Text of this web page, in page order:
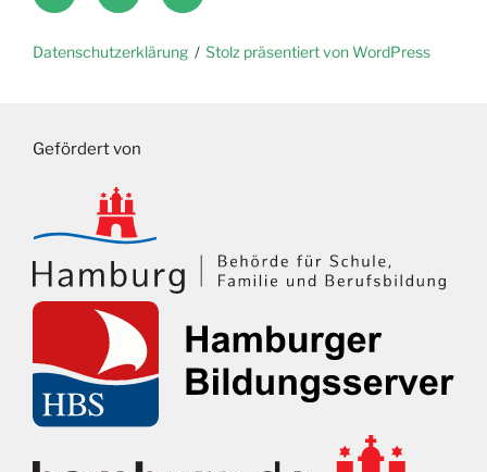
Datenschutzerklärung Stolz präsentiert von WordPress
Gefördert von